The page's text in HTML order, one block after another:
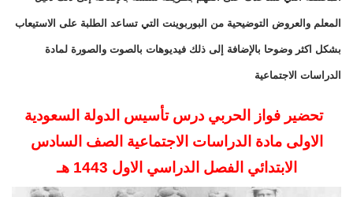
المعلم والعروض التوضيحية من البوربوينت التي تساعد الطلبة على الاستيعاب
بشكل اكثر وضوحا بالإضافة إلى ذلك فيديوهات بالصوت والصورة لمادة
الدراسات الاجتماعية
تحضير فواز الحربي درس تأسيس الدولة السعودية
الاولى مادة الدراسات الاجتماعية الصف السادس
الابتدائي الفصل الدراسي الاول 1443 هـ